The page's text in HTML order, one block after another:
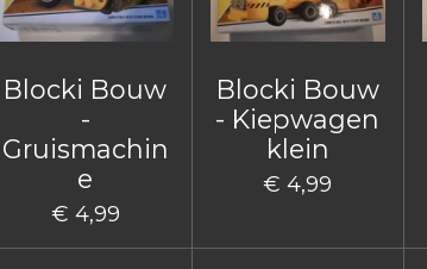
Blocki Bouw
-
Gruismachin
e
€ 4,99
Blocki Bouw
- Kiepwagen
klein
€ 4,99